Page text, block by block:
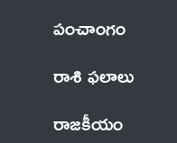
పంచాంగం
రాశి ఫలాలు
రాజకీయం